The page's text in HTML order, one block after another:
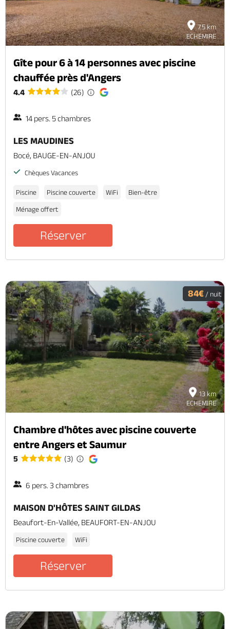
7.5 km
ECHEMIRE
Gîte pour 6 à 14 personnes avec piscine
chauffée près d'Angers
4.4 (26)
14 pers. 5 chambres
LES MAUDINES
Bocé, BAUGE-EN-ANJOU
Chèques Vacances
Piscine Piscine couverte WiFi Bien-être
Ménage offert
Réserver
13 km
ECHEMIRE
84€ / nuit
Chambre d'hôtes avec piscine couverte
entre Angers et Saumur
5 (3)
6 pers. 3 chambres
MAISON D'HÔTES SAINT GILDAS
Beaufort-En-Vallée, BEAUFORT-EN-ANJOU
Piscine couverte WiFi
Réserver